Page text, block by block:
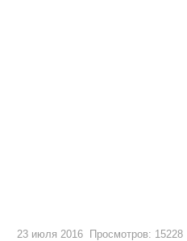
23 июля 2016 Просмотров: 15228